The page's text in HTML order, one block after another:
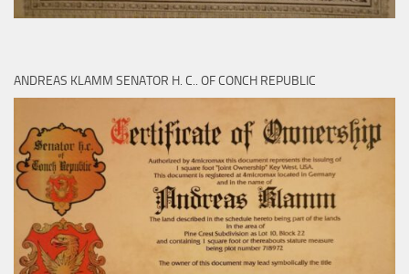
ANDREAS KLAMM SENATOR H. C.. OF CONCH REPUBLIC